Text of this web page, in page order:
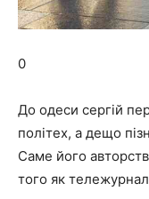
0
До одеси сергій
політех, а дещо
Саме його
того як